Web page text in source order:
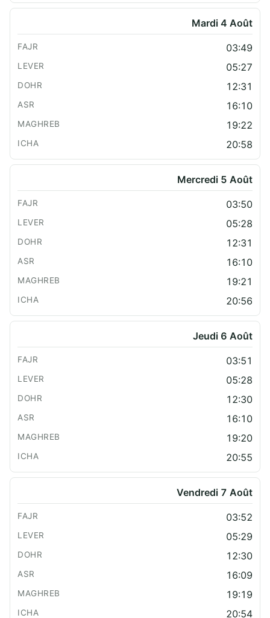
Mardi 4 Août
03:49
05:27
12:31
16:10
19:22
20:58
Mercredi 5 Août
03:50
05:28
12:31
16:10
19:21
20:56
Jeudi 6 Août
03:51
05:28
12:30
16:10
19:20
20:55
Vendredi 7 Août
03:52
05:29
12:30
16:09
19:19
20:54